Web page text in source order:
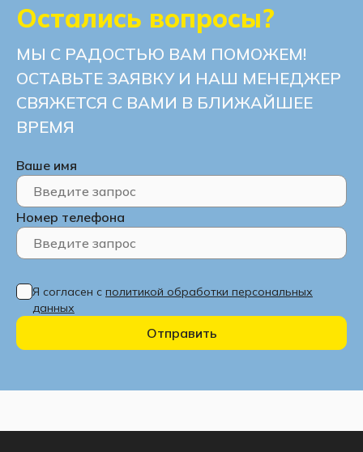
Остались вопросы?
МЫ С РАДОСТЬЮ ВАМ ПОМОЖЕМ!
ОСТАВЬТЕ ЗАЯВКУ И НАШ МЕНЕДЖЕР
СВЯЖЕТСЯ С ВАМИ В БЛИЖАЙШЕЕ
ВРЕМЯ
Ваше имя
Номер телефона
Я согласен с политикой обработки персональных
данных
Отправить